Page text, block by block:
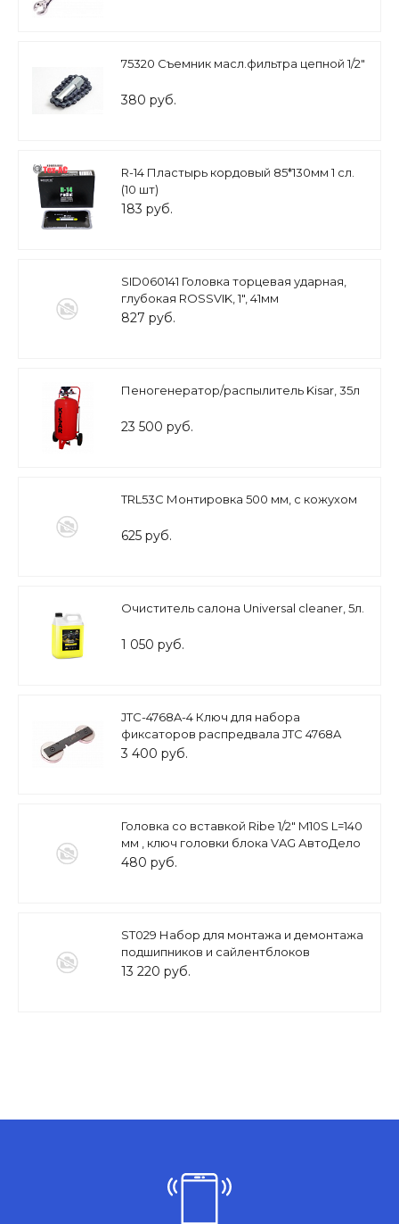
75320 Съемник масл.фильтра цепной 1/2"
380 руб.
R-14 Пластырь кордовый 85*130мм 1 сл.
(10 шт)
183 руб.
SID060141 Головка торцевая ударная,
глубокая ROSSVIK, 1", 41мм
827 руб.
Пеногенератор/распылитель Kisar, 35л
23 500 руб.
TRL53C Монтировка 500 мм, с кожухом
625 руб.
Очиститель салона Universal cleaner, 5л.
1 050 руб.
JTC-4768A-4 Ключ для набора
фиксаторов распредвала JTC 4768A
(VW,AUDI)
3 400 руб.
Головка со вставкой Ribe 1/2" M10S L=140
мм , ключ головки блока VAG АвтоДело
39910
480 руб.
ST029 Набор для монтажа и демонтажа
подшипников и сайлентблоков
13 220 руб.